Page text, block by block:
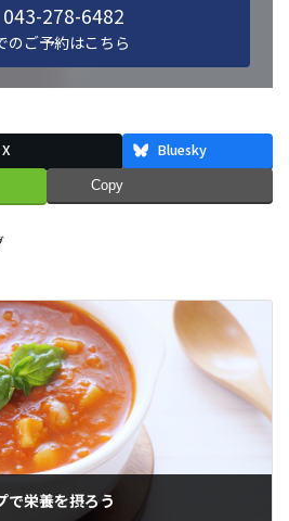
043-278-6482
のご予約はこちら
X
Bluesky
Copy
で栄養を摂ろう